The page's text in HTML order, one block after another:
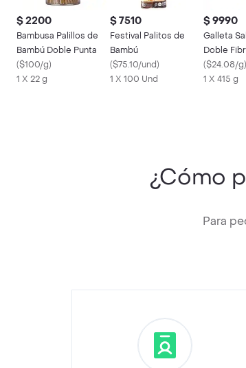
$ 2200
Bambusa Palillos de
Bambú Doble Punta
($100/g)
1 X 22 g
$ 7510
Festival Palitos de
Bambú
($75.10/und)
1 X 100 Und
$ 9990
Galleta
Doble
($24.08/g)
1 X 415 g
¿Cómo
Para